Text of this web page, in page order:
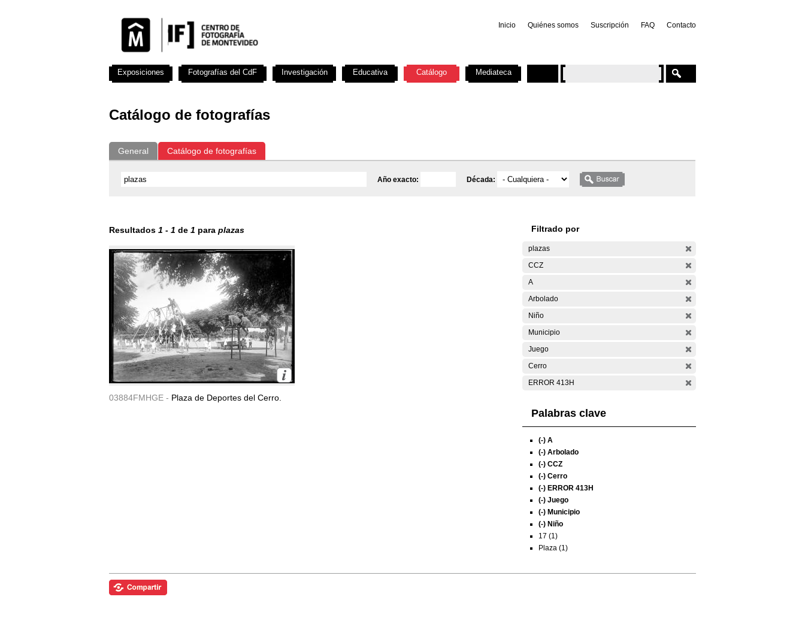
Inicio Quiénes somos Suscripción FAQ Contacto
Catálogo de fotografías
General Catálogo de fotografías
Año exacto: Década:
Resultados 1 - 1 de 1 para plazas
03884FMHGE - Plaza de Deportes del Cerro.
Filtrado por
plazas
CCZ
A
Arbolado
Niño
Municipio
Juego
Cerro
ERROR 413H
Palabras clave
(-) A
(-) Arbolado
(-) CCZ
(-) Cerro
(-) ERROR 413H
(-) Juego
(-) Municipio
(-) Niño
17 (1)
Plaza (1)
Exposiciones Fotografías del CdF Investigación Educativa Catálogo Mediateca